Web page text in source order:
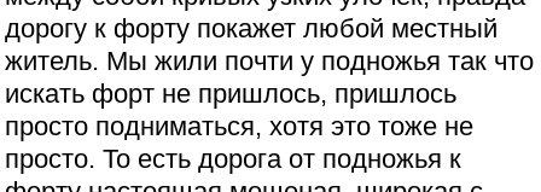
дорогу к форту покажет любой местный
житель. Мы жили почти у подножья так что
искать форт не пришлось, пришлось
просто подниматься, хотя это тоже не
просто. То есть дорога от подножья к